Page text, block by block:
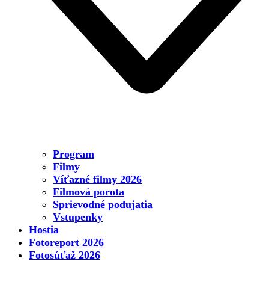
Program
Filmy
Víťazné filmy 2026
Filmová porota
Sprievodné podujatia
Vstupenky
Hostia
Fotoreport 2026
Fotosúťaž 2026